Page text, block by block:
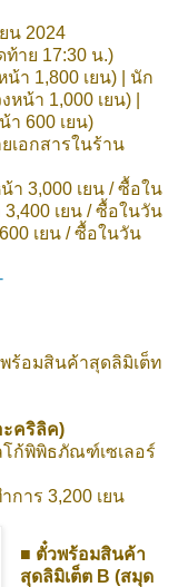
น 2024
ท้าย 17:30 น.)
า 1,800 เยน) | นัก
น้า 1,000 เยน) |
า 600 เยน)
เอกสารในร้าน
า 3,000 เยน / ซื้อใน
เยน / ซื้อในวัน
เยน / ซื้อในวัน
ร้อมสินค้าสุดลิมิเต็ท
ะคริลิค)
ก้พิพิธภัณฑ์เซเลอร์
การ 3,200 เยน
■ ตั๋วพร้อมสินค้า
สุดลิมิเต็ต B (สมุด